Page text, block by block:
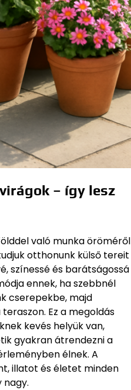
– így lesz
való munka öröméről
otthonunk külső tereit
színessé és barátságossá
ennek, ha szebbnél
cserepekbe, majd
Ez a megoldás
kevés helyük van,
gyakran átrendezni a
élnek. A
illatot és életet minden
nagy.